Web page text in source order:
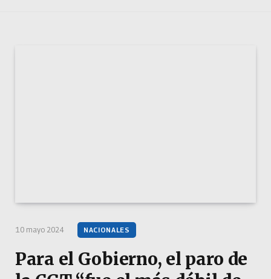
10 mayo 2024 NACIONALES
Para el Gobierno, el paro de